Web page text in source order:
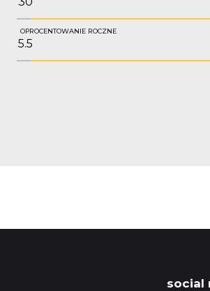
OPROCENTOWANIE ROCZNE
social